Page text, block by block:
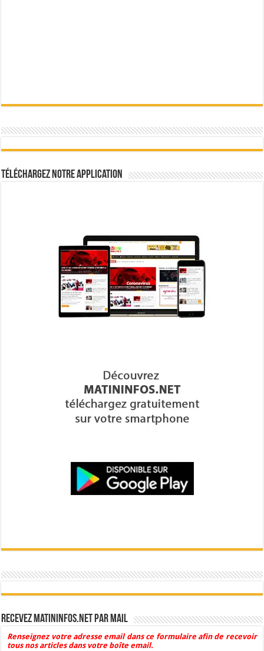
Téléchargez notre Application
Recevez Matininfos.net par mail
Renseignez votre adresse email dans ce formulaire afin de recevoir
tous nos articles dans votre boîte email.